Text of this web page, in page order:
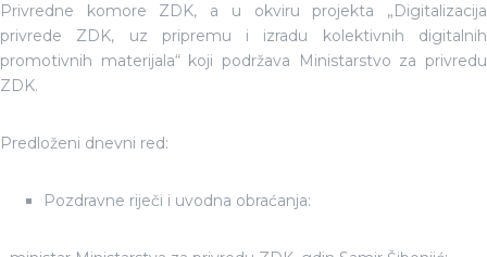
Privredne komore ZDK, a u okviru projekta „Digitalizacija
privrede ZDK, uz pripremu i izradu kolektivnih digitalnih
promotivnih materijala“ koji podržava Ministarstvo za privredu
ZDK.
Predloženi dnevni red:
Pozdravne riječi i uvodna obraćanja: